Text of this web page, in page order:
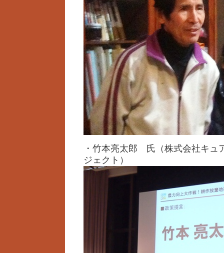
・竹本亮太郎 氏（株式会社キュ
ジェクト）